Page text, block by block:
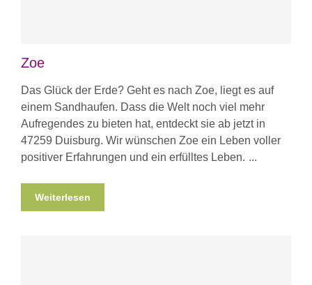
Zoe
Das Glück der Erde? Geht es nach Zoe, liegt es auf
einem Sandhaufen. Dass die Welt noch viel mehr
Aufregendes zu bieten hat, entdeckt sie ab jetzt in
47259 Duisburg. Wir wünschen Zoe ein Leben voller
positiver Erfahrungen und ein erfülltes Leben.
Weiterlesen